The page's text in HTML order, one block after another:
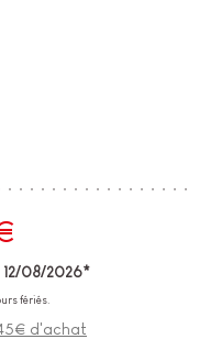
12/08/2026*
fériés.
d'achat